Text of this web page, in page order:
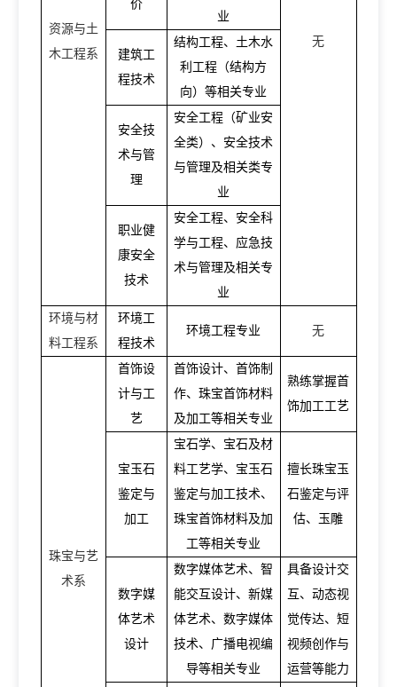
资源与土
木工程系
无
价
业
建筑工
程技术
结构工程、土木水
利工程（结构方
向）等相关专业
安全技
术与管
理
安全工程（矿业安
全类）、安全技术
与管理及相关类专
业
职业健
康安全
技术
安全工程、安全科
学与工程、应急技
术与管理及相关专
业
环境与材
料工程系
环境工
程技术
环境工程专业 无
珠宝与艺
术系
首饰设
计与工
艺
首饰设计、首饰制
作、珠宝首饰材料
及加工等相关专业
熟练掌握首
饰加工工艺
宝玉石
鉴定与
加工
宝石学、宝石及材
料工艺学、宝玉石
鉴定与加工技术、
珠宝首饰材料及加
工等相关专业
擅长珠宝玉
石鉴定与评
估、玉雕
数字媒
体艺术
设计
数字媒体艺术、智
能交互设计、新媒
体艺术、数字媒体
技术、广播电视编
导等相关专业
具备设计交
互、动态视
觉传达、短
视频创作与
运营等能力